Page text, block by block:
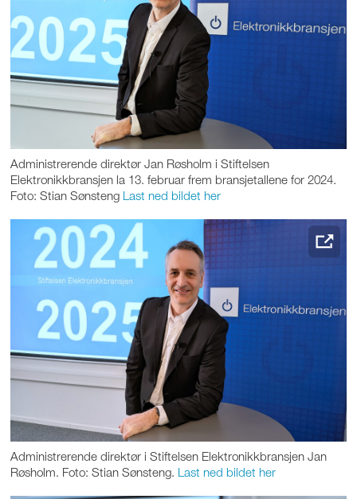
Administrerende direktør Jan Røsholm i Stiftelsen
Elektronikkbransjen la 13. februar frem bransjetallene for 2024.
Foto: Stian Sønsteng Last ned bildet her
Administrerende direktør i Stiftelsen Elektronikkbransjen Jan
Røsholm. Foto: Stian Sønsteng. Last ned bildet her